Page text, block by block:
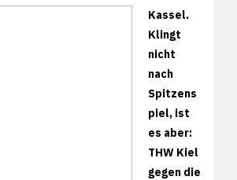
Kassel.
Klingt
nicht
nach
Spitzens
piel, ist
es aber:
THW Kiel
gegen die